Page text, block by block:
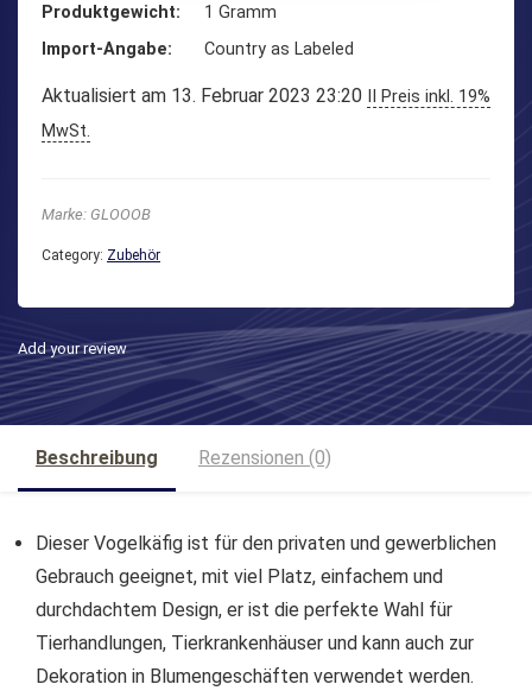
Produktgewicht
‎1 Gramm
Import-Angabe
‎Country as Labeled
Aktualisiert am 13. Februar 2023 23:20
II Preis inkl. 19%
MwSt.
Marke: GLOOOB
Category: Zubehör
Add your review
Beschreibung Rezensionen (0)
Dieser Vogelkäfig ist für den privaten und gewerblichen
Gebrauch geeignet, mit viel Platz, einfachem und
durchdachtem Design, er ist die perfekte Wahl für
Tierhandlungen, Tierkrankenhäuser und kann auch zur
Dekoration in Blumengeschäften verwendet werden.